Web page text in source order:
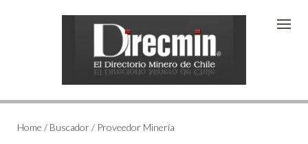
Home / Buscador / Proveedor Minería